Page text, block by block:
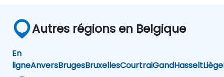
Autres régions en Belgique
En
ligneAnversBrugesBruxellesCourtraiGandHasseltLiège